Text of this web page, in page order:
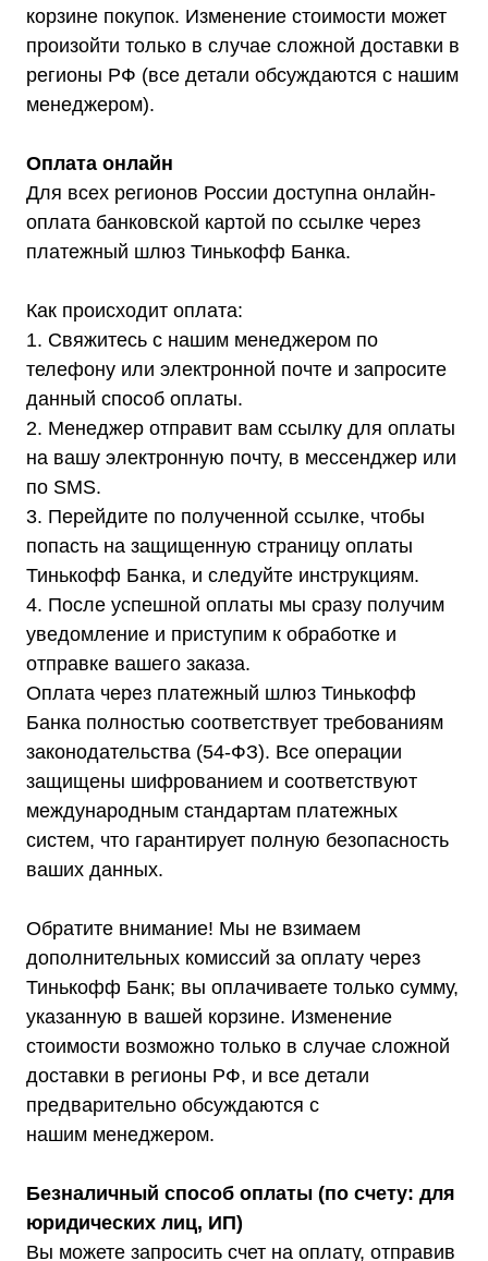
корзине покупок. Изменение стоимости может
произойти только в случае сложной доставки в
регионы РФ (все детали обсуждаются с нашим
менеджером).
Оплата онлайн
Для всех регионов России доступна онлайн-
оплата банковской картой по ссылке через
платежный шлюз Тинькофф Банка.
Как происходит оплата:
1. Свяжитесь с нашим менеджером по
телефону или электронной почте и запросите
данный способ оплаты.
2. Менеджер отправит вам ссылку для оплаты
на вашу электронную почту, в мессенджер или
по SMS.
3. Перейдите по полученной ссылке, чтобы
попасть на защищенную страницу оплаты
Тинькофф Банка, и следуйте инструкциям.
4. После успешной оплаты мы сразу получим
уведомление и приступим к обработке и
отправке вашего заказа.
Оплата через платежный шлюз Тинькофф
Банка полностью соответствует требованиям
законодательства (54-ФЗ). Все операции
защищены шифрованием и соответствуют
международным стандартам платежных
систем, что гарантирует полную безопасность
ваших данных.
Обратите внимание! Мы не взимаем
дополнительных комиссий за оплату через
Тинькофф Банк; вы оплачиваете только сумму,
указанную в вашей корзине. Изменение
стоимости возможно только в случае сложной
доставки в регионы РФ, и все детали
предварительно обсуждаются с
нашим менеджером.
Безналичный способ оплаты (по счету: для
юридических лиц, ИП)
Вы можете запросить счет на оплату, отправив
Каталог
Стабилизаторы три фазы в одну
Стабилизаторы для котлов Серия Термо
(Т)
Стабилизаторы инверторные ИнСтаб
Стабилизаторы серии R
Стабилизаторы в стойку Rack 19
Стабилизаторы настенные
Источники бесперебойного питания
Однофазные ИБП
ИБП постоянного тока
Комплекты ИБП и стабилизаторов
Аксессуары
Покупателям
О компании
Доставка
Оплата
Гарантии
Акции
Контакты
Условия оформления заказа
Реквизиты
Режим работы: Пн-Пт: 9:00 —
18:00
info@shtil-stab.ru
Адрес:
г. Москва, 2-й Южнопортовый
проезд, д. 10, стр. 11
Информация, размещенная на сайте,
не является публичной офертой
8 (800) 444-75-17